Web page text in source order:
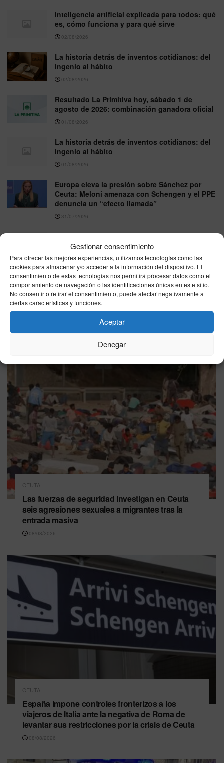
Gestionar consentimiento
Para ofrecer las mejores experiencias, utilizamos tecnologías como las
cookies para almacenar y/o acceder a la información del dispositivo. El
consentimiento de estas tecnologías nos permitirá procesar datos como el
comportamiento de navegación o las identificaciones únicas en este sitio.
No consentir o retirar el consentimiento, puede afectar negativamente a
ciertas características y funciones.
Aceptar
Denegar
Inteligencia artificial explicada para todos: qué
es, cómo funciona y para qué sirve
02/08/2026
La historia detrás de inventos cotidianos: del
ingenio al hábito
02/08/2026
Resultado La Primitiva hoy, sábado 1 de
agosto de 2026: combinación ganadora oficial
01/08/2026
La historia detrás de inventos cotidianos: del
ingenio al hábito
01/08/2026
Europa eleva la presión sobre Sánchez por
Ceuta: Meloni amenaza con Schengen y el PPE
denuncia un “efecto llamada”
31/07/2026
Trucos de cocina para principiantes: atajos
sencillos, seguridad y sabor
26/07/2026
VER MÁS
CEUTA
Las fuerzas de seguridad investigan en Ceuta
seis agresiones sexuales a migrantes tras la
entrada masiva
08/08/2026
CEUTA
España impone controles fronterizos a los
viajeros de Italia ante la negativa de Roma de
levantar sus restricciones por la crisis de Ceuta
08/08/2026